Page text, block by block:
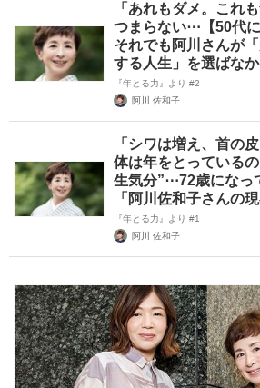
「あれもダメ。これ
つまらない⋯【50代に
それでも阿川さんが
する人生」を選ばな
『年とる力』より #2
阿川 佐和子
「シワは増え、首の
体は年をとっている
生気分”⋯72歳になっ
「阿川佐和子さんの現
『年とる力』より #1
阿川 佐和子